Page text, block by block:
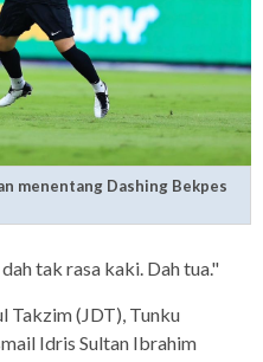
menentang Dashing Bekpes
dah tak rasa kaki. Dah tua."
Takzim (JDT), Tunku
Idris Sultan Ibrahim